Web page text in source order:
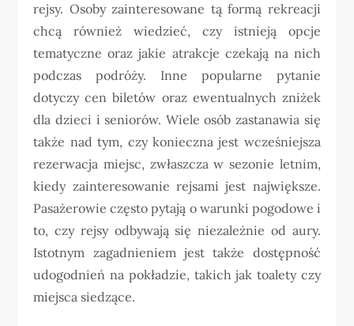
rejsy. Osoby zainteresowane tą formą rekreacji
chcą również wiedzieć, czy istnieją opcje
tematyczne oraz jakie atrakcje czekają na nich
podczas podróży. Inne popularne pytanie
dotyczy cen biletów oraz ewentualnych zniżek
dla dzieci i seniorów. Wiele osób zastanawia się
także nad tym, czy konieczna jest wcześniejsza
rezerwacja miejsc, zwłaszcza w sezonie letnim,
kiedy zainteresowanie rejsami jest największe.
Pasażerowie często pytają o warunki pogodowe i
to, czy rejsy odbywają się niezależnie od aury.
Istotnym zagadnieniem jest także dostępność
udogodnień na pokładzie, takich jak toalety czy
miejsca siedzące.